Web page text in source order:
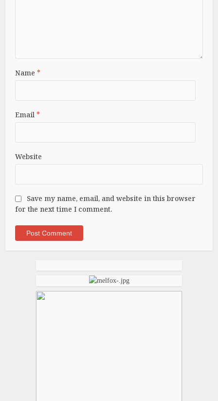
Name*
Email*
Website
Save my name, email, and website in this browser
for the next time I comment.